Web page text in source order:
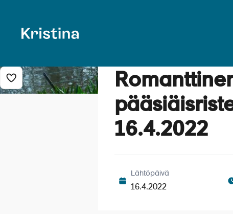
Lisää risteily suosikkeihin
16.4.2022
Lähtöpäivä
16.4.2022